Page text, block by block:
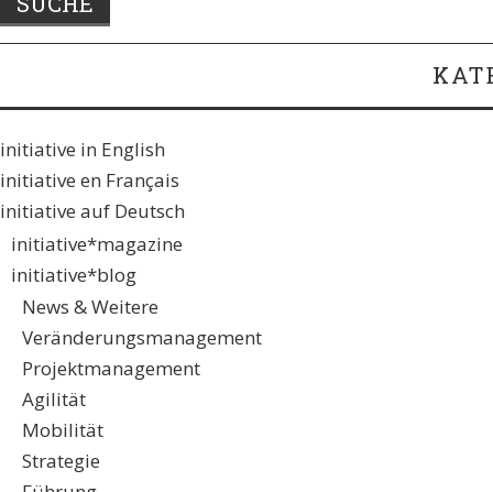
initiative in English
initiative en Français
initiative auf Deutsch
initiative*magazine
initiative*blog
News & Weitere
Veränderungsmanagement
Projektmanagement
Agilität
Mobilität
Strategie